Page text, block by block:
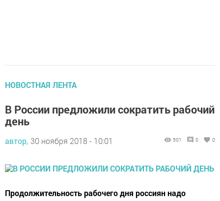
НОВОСТНАЯ ЛЕНТА
В России предложили сократить рабочий
день
автор, 30 ноября 2018 - 10:01 501 0 0
Продолжительность рабочего дня россиян надо